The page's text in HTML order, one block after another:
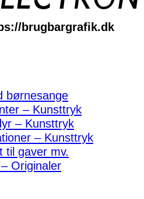
brugbargrafik.dk
børnesange
– Kunsttryk
– Kunsttryk
– Kunsttryk
til gaver mv.
Originaler